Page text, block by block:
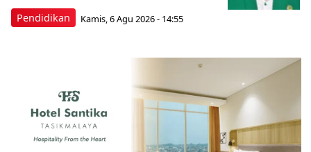
Pendidikan Kamis, 6 Agu 2026 - 14:55